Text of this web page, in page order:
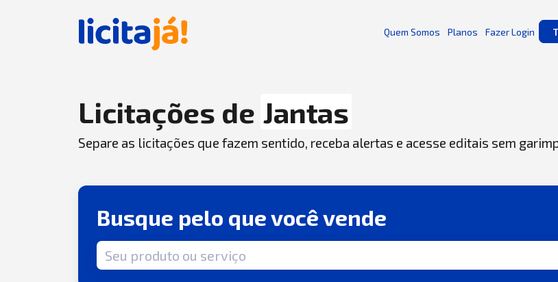
Quem Somos Planos Fazer Login
Licitações de Jantas
Separe as licitações que fazem sentido, receba alertas e acesse editais sem
Busque pelo que você vende
Termo de busca